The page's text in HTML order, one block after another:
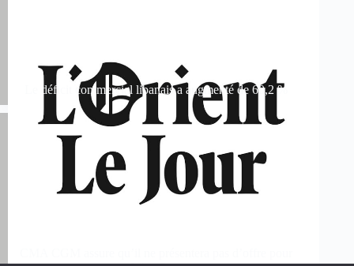
Le déficit commercial libanais a augmenté de 60,2 %